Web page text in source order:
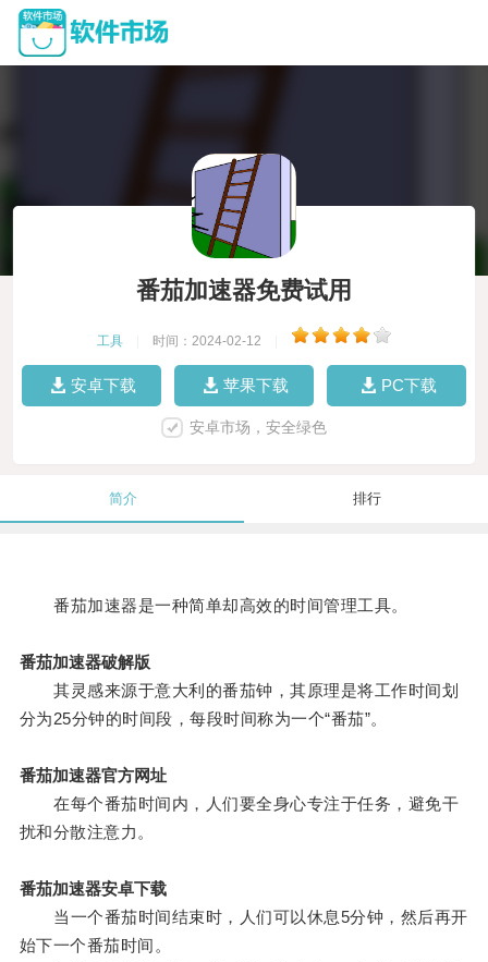
番茄加速器免费试用
工具 时间：2024-02-12
安卓下载 苹果下载 PC下载
安卓市场，安全绿色
简介 排行
番茄加速器是一种简单却高效的时间管理工具。
番茄加速器破解版
其灵感来源于意大利的番茄钟，其原理是将工作时间划
分为25分钟的时间段，每段时间称为一个“番茄”。
番茄加速器官方网址
在每个番茄时间内，人们要全身心专注于任务，避免干
扰和分散注意力。
番茄加速器安卓下载
当一个番茄时间结束时，人们可以休息5分钟，然后再开
始下一个番茄时间。